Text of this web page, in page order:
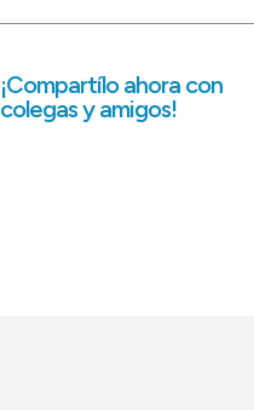
¡Compartílo ahora con
colegas y amigos!